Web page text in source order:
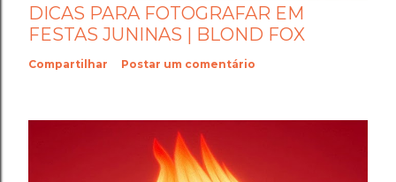
DICAS PARA FOTOGRAFAR EM
FESTAS JUNINAS | BLOND FOX
Compartilhar Postar um comentário